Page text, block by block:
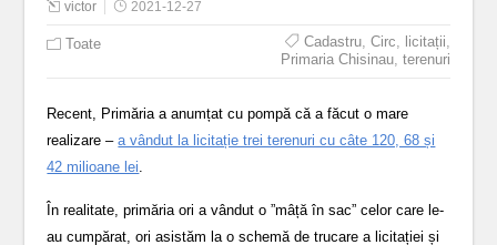
victor 2021-12-27
Toate Cadastru, Circ, licitații,
Primaria Chisinau, terenuri
Recent, Primăria a anumțat cu pompă că a făcut o mare
realizare –a vândut la licitație trei terenuri cu câte 120, 68 și
42 milioane lei.
În realitate, primăria ori a vândut o ”mâță în sac” celor care le-
au cumpărat, ori asistăm la o schemă de trucare a licitației și